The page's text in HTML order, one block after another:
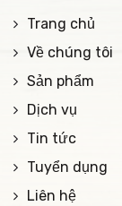
Trang chủ
Về chúng tôi
Sản phẩm
Dịch vụ
Tin tức
Tuyển dụng
Liên hệ